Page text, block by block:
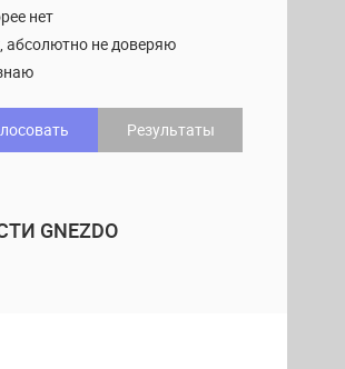
нет
абсолютно не доверяю
Результаты
GNEZDO